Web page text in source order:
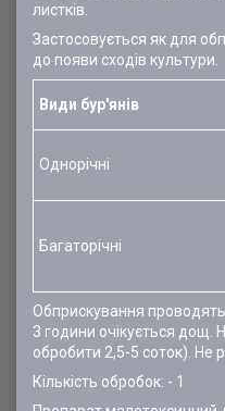
листків.
Застосовується як для
до появи сходів культури.
Види бур'янів
Однорічні
Багаторічні
Обприскування
3 години очікується дощ.
обробити 2,5-5 соток). Не
Кількість обробок: - 1